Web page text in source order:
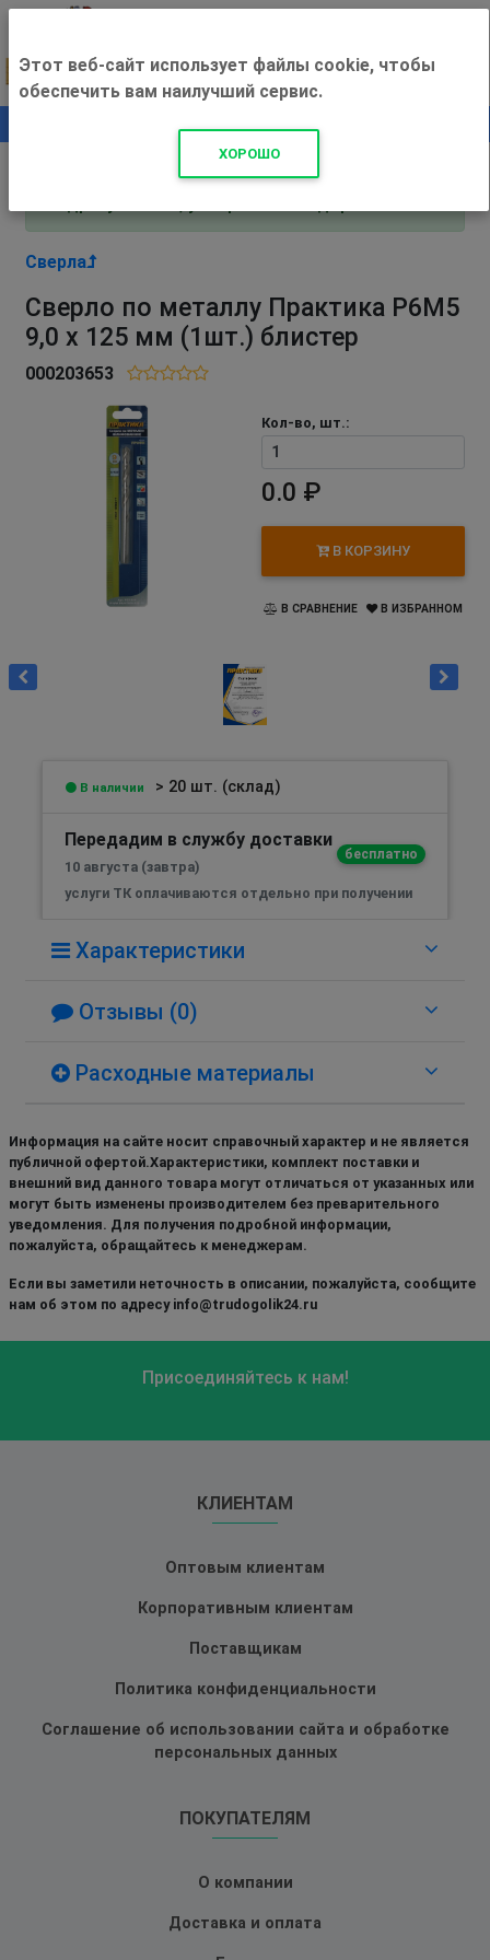
+500 ₽
Внимание! С 3 августа магазин работает по
Сверла
Сверло по металлу Практика Р6М5
9,0 х 125 мм (1шт.) блистер
000203653
Кол-во, шт.:
0.0 ₽
В КОРЗИНУ
В СРАВНЕНИЕ В ИЗБРАННОМ
В наличии > 20 шт. (склад)
Передадим в службу доставки
бесплатно
10 августа (завтра)
услуги ТК оплачиваются отдельно при получении
Характеристики
Отзывы (0)
Расходные материалы
Информация на сайте носит справочный характер и не является
публичной офертой.Характеристики, комплект поставки и
внешний вид данного товара могут отличаться от указанных или
могут быть изменены производителем без преварительного
уведомления. Для получения подробной информации,
пожалуйста, обращайтесь к менеджерам.
Если вы заметили неточность в описании, пожалуйста, сообщите
нам об этом по адресу info@trudogolik24.ru
Присоединяйтесь к нам!
КЛИЕНТАМ
Оптовым клиентам
Корпоративным клиентам
Поставщикам
Политика конфиденциальности
Соглашение об использовании сайта и обработке
персональных данных
ПОКУПАТЕЛЯМ
О компании
Доставка и оплата
Этот веб-сайт использует файлы cookie, чтобы
обеспечить вам наилучший сервис.
ХОРОШО